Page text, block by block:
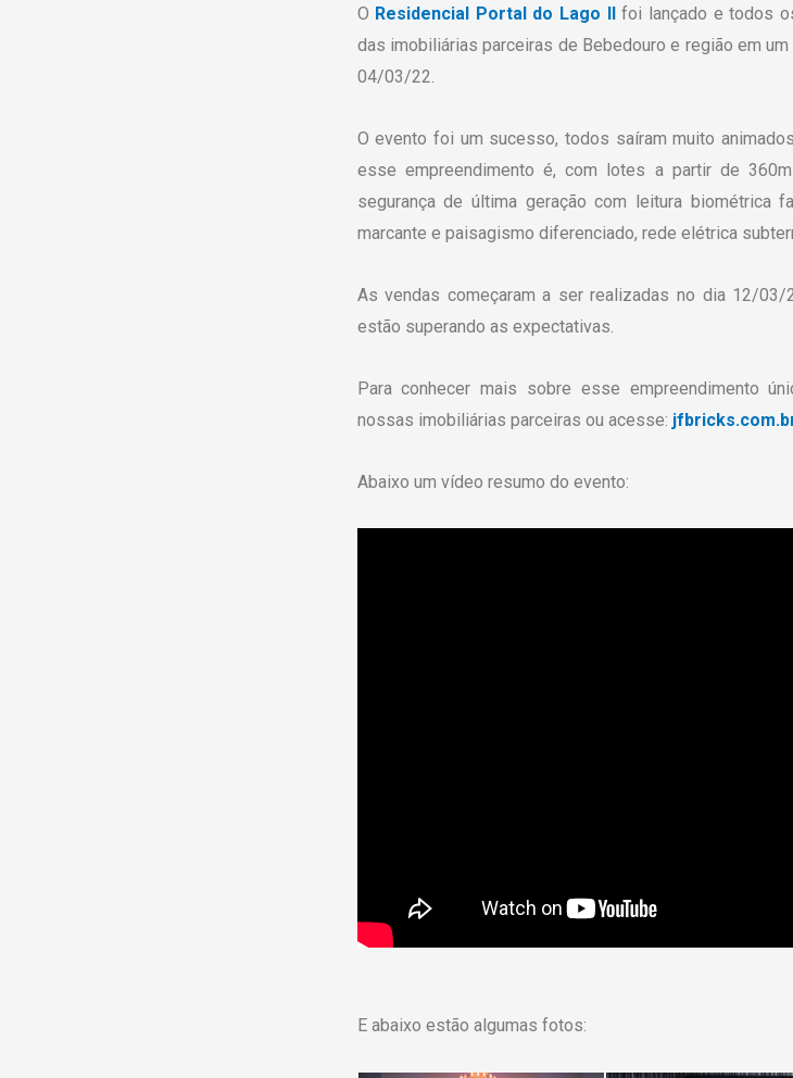
O Residencial Portal do Lago IIfoi lançado e todos
das imobiliárias parceiras de Bebedouro e região em
04/03/22.
O evento foi um sucesso, todos saíram muito
esse empreendimento é, com lotes a partir de
segurança de última geração com leitura biométrica
marcante e paisagismo diferenciado, rede elétrica
As vendas começaram a ser realizadas no dia 12/
estão superando as expectativas.
Para conhecer mais sobre esse empreendimento
nossas imobiliárias parceiras ou acesse:
Abaixo um vídeo resumo do evento:
E abaixo estão algumas fotos: